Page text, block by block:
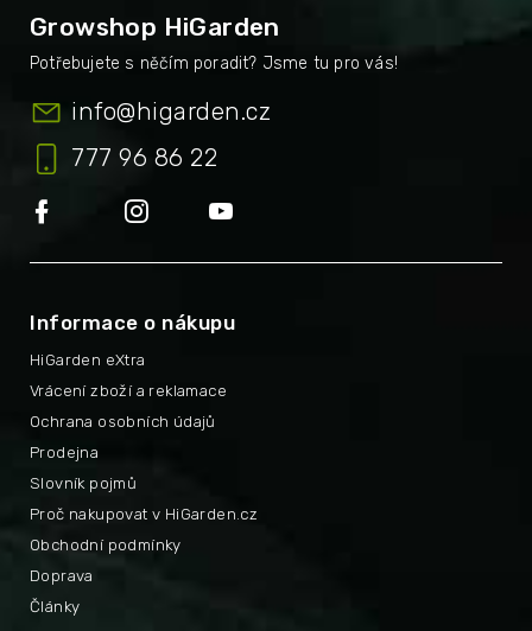
Growshop HiGarden
info@higarden.cz
777 96 86 22
Informace o nákupu
HiGarden eXtra
Proč nakupovat v HiGarden.cz
Vrácení zboží a reklamace
Obchodní podmínky
Ochrana osobních údajů
Doprava
Prodejna
Články
Slovník pojmů